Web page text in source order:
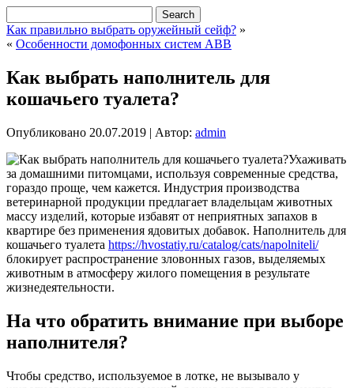
Как правильно выбрать оружейный сейф? »
« Особенности домофонных систем ABB
Как выбрать наполнитель для
кошачьего туалета?
Опубликовано 20.07.2019 | Автор: admin
Ухаживать
за домашними питомцами, используя современные средства,
гораздо проще, чем кажется. Индустрия производства
ветеринарной продукции предлагает владельцам животных
массу изделий, которые избавят от неприятных запахов в
квартире без применения ядовитых добавок. Наполнитель для
кошачьего туалета https://hvostatiy.ru/catalog/cats/napolniteli/
блокирует распространение зловонных газов, выделяемых
животным в атмосферу жилого помещения в результате
жизнедеятельности.
На что обратить внимание при выборе
наполнителя?
Чтобы средство, используемое в лотке, не вызывало у